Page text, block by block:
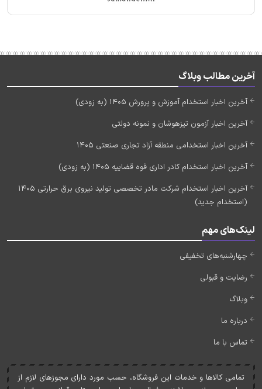
آخرین مطالب وبلاگ
آخرین اخبار استخدام آموزش و پرورش 1405 (به زودی)
آخرین اخبار آزمون تیزهوشان و نمونه دولتی
آخرین اخبار استخدامی منطقه آزاد تجاری صنعتی 1405
آخرین اخبار استخدام کادر اداری قوه قضاییه 1405 (به زودی)
آخرین اخبار استخدام شرکت مادر تخصصی تولید نیروی برق حرارتی 1405
(استخدام جدید)
لینک‌های مهم
چهارشنبه‌های تخفیفی
رضایت و قبولی
وبلاگ
درباره ما
تماس با ما
تمامی کالاها و خدمات اين فروشگاه، حسب مورد دارای مجوزهای لازم از